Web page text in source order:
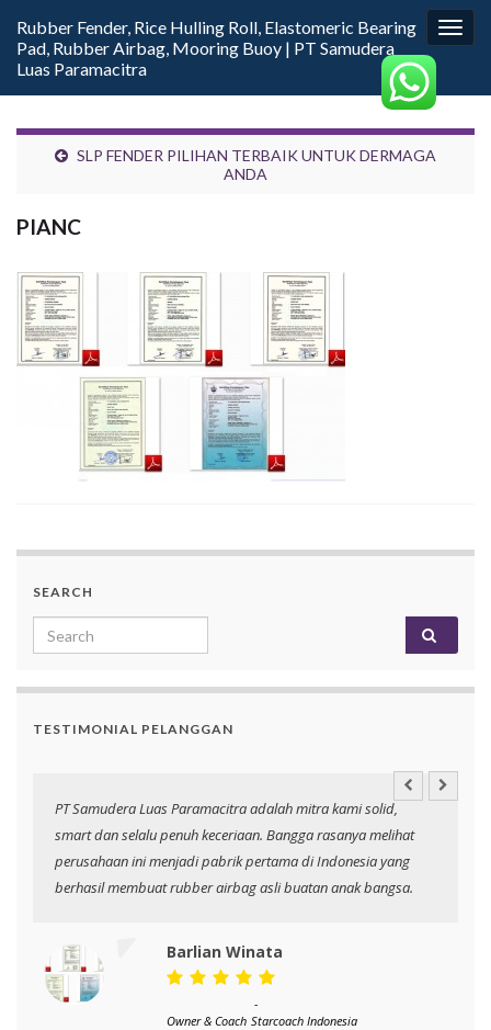
Rubber Fender, Rice Hulling Roll, Elastomeric Bearing
Pad, Rubber Airbag, Mooring Buoy | PT Samudera
Luas Paramacitra
SLP FENDER PILIHAN TERBAIK UNTUK DERMAGA
ANDA
PIANC
SEARCH
Search for:
TESTIMONIAL PELANGGAN
PT Samudera Luas Paramacitra adalah mitra kami solid,
smart dan selalu penuh keceriaan. Bangga rasanya melihat
perusahaan ini menjadi pabrik pertama di Indonesia yang
berhasil membuat rubber airbag asli buatan anak bangsa.
Barlian Winata
Owner & Coach
-
Starcoach Indonesia